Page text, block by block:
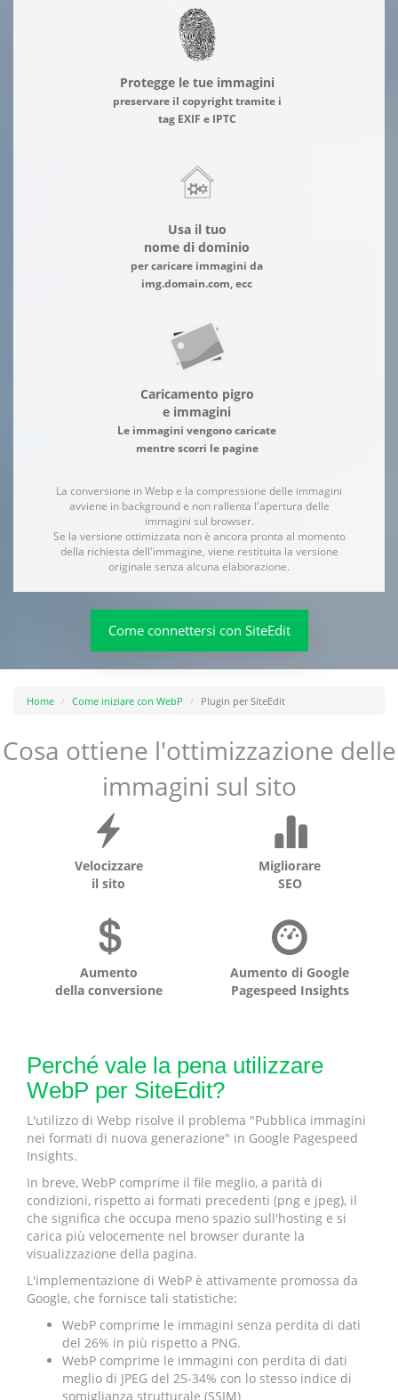
Protegge le tue immagini
preservare il copyright tramite i
tag EXIF e IPTC
Usa il tuo
nome di dominio
per caricare immagini da
img.domain.com, ecc
Caricamento pigro
e immagini
Le immagini vengono caricate
mentre scorri le pagine
La conversione in Webp e la compressione delle immagini
avviene in background e non rallenta l'apertura delle
immagini sul browser.
Se la versione ottimizzata non è ancora pronta al momento
della richiesta dell'immagine, viene restituita la versione
originale senza alcuna elaborazione.
Come connettersi con SiteEdit
Home Come iniziare con WebP Plugin per SiteEdit
Cosa ottiene l'ottimizzazione delle
immagini sul sito
Velocizzare
il sito
Migliorare
SEO
Aumento
della conversione
Aumento di Google
Pagespeed Insights
Perché vale la pena utilizzare
WebP per SiteEdit?
L'utilizzo di Webp risolve il problema "Pubblica immagini
nei formati di nuova generazione" in Google Pagespeed
Insights.
In breve, WebP comprime il file meglio, a parità di
condizioni, rispetto ai formati precedenti (png e jpeg), il
che significa che occupa meno spazio sull'hosting e si
carica più velocemente nel browser durante la
visualizzazione della pagina.
L'implementazione di WebP è attivamente promossa da
Google, che fornisce tali statistiche:
WebP comprime le immagini senza perdita di dati
del 26% in più rispetto a PNG.
WebP comprime le immagini con perdita di dati
meglio di JPEG del 25-34% con lo stesso indice di
somiglianza strutturale (SSIM)